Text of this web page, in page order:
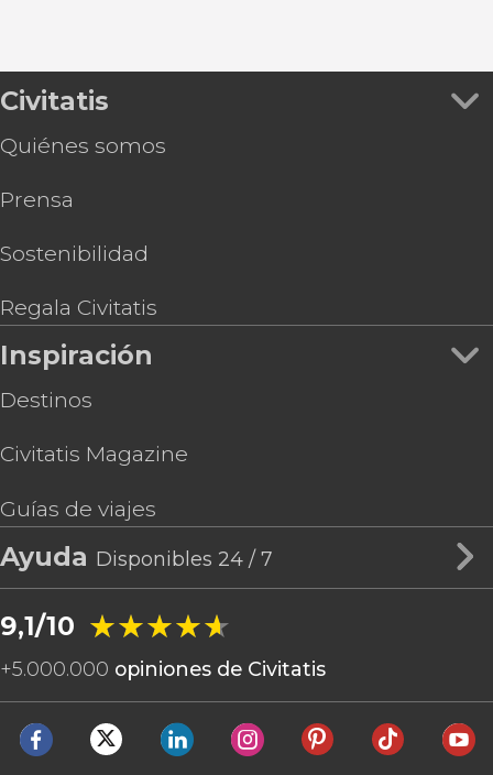
Civitatis
Quiénes somos
Prensa
Sostenibilidad
Regala Civitatis
Inspiración
Destinos
Civitatis Magazine
Guías de viajes
Ayuda Disponibles 24 / 7
9,1/10 ★★★★★
★★★★★
+5.000.000 opiniones de Civitatis